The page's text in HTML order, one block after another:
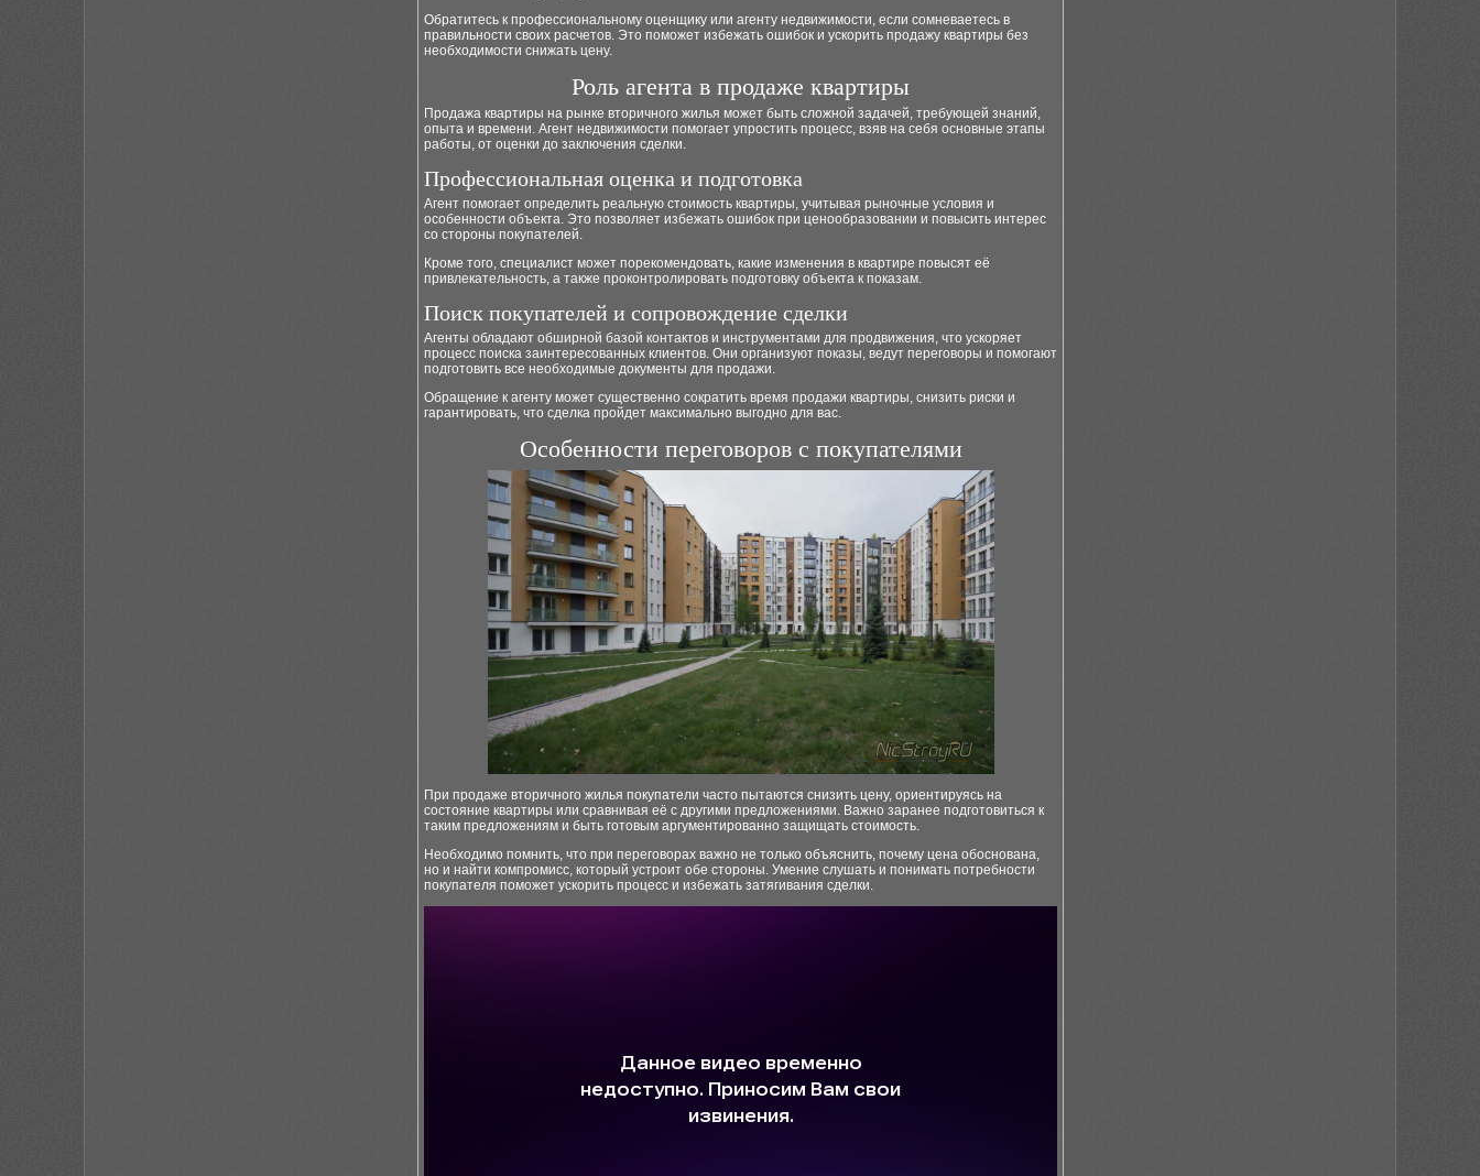
Обратитесь к профессиональному оценщику или агенту недвижимости, если сомневаетесь в
правильности своих расчетов. Это поможет избежать ошибок и ускорить продажу квартиры без
необходимости снижать цену.
Роль агента в продаже квартиры
Продажа квартиры на рынке вторичного жилья может быть сложной задачей, требующей знаний,
опыта и времени. Агент недвижимости помогает упростить процесс, взяв на себя основные этапы
работы, от оценки до заключения сделки.
Профессиональная оценка и подготовка
Агент помогает определить реальную стоимость квартиры, учитывая рыночные условия и
особенности объекта. Это позволяет избежать ошибок при ценообразовании и повысить интерес
со стороны покупателей.
Кроме того, специалист может порекомендовать, какие изменения в квартире повысят её
привлекательность, а также проконтролировать подготовку объекта к показам.
Поиск покупателей и сопровождение сделки
Агенты обладают обширной базой контактов и инструментами для продвижения, что ускоряет
процесс поиска заинтересованных клиентов. Они организуют показы, ведут переговоры и помогают
подготовить все необходимые документы для продажи.
Обращение к агенту может существенно сократить время продажи квартиры, снизить риски и
гарантировать, что сделка пройдет максимально выгодно для вас.
Особенности переговоров с покупателями
При продаже вторичного жилья покупатели часто пытаются снизить цену, ориентируясь на
состояние квартиры или сравнивая её с другими предложениями. Важно заранее подготовиться к
таким предложениям и быть готовым аргументированно защищать стоимость.
Необходимо помнить, что при переговорах важно не только объяснить, почему цена обоснована,
но и найти компромисс, который устроит обе стороны. Умение слушать и понимать потребности
покупателя поможет ускорить процесс и избежать затягивания сделки.